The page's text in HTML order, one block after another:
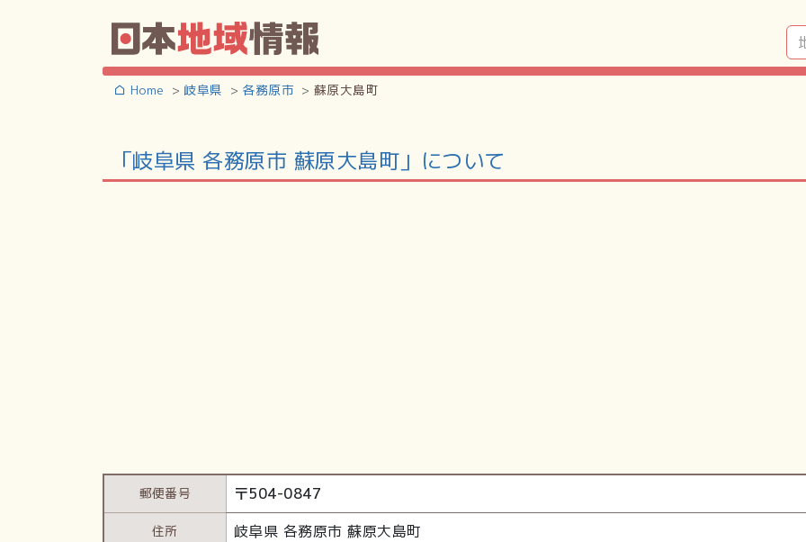
Home 岐阜県 各務原市 蘇原大島町
「岐阜県 各務原市 蘇原大島町」について
郵便番号 〒504-0847
住所 岐阜県 各務原市 蘇原大島町